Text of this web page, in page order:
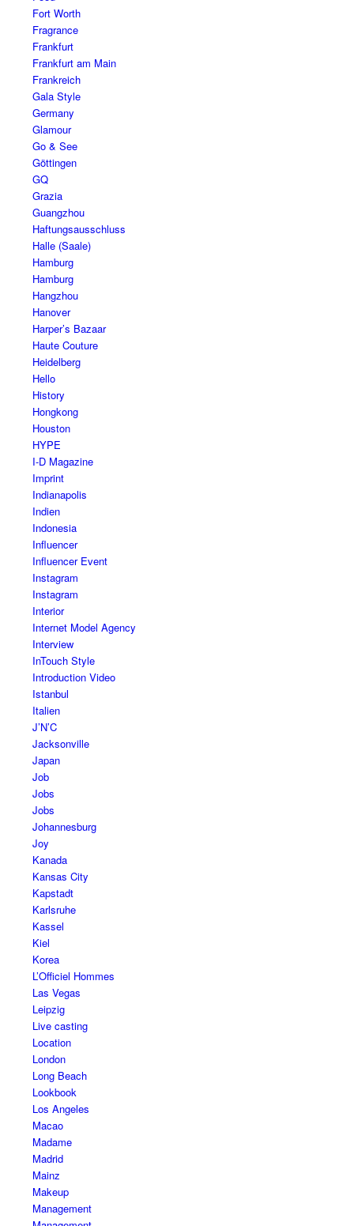
Fort Worth
Fragrance
Frankfurt
Frankfurt am Main
Frankreich
Gala Style
Germany
Glamour
Go & See
Göttingen
GQ
Grazia
Guangzhou
Haftungsausschluss
Halle (Saale)
Hamburg
Hamburg
Hangzhou
Hanover
Harper’s Bazaar
Haute Couture
Heidelberg
Hello
History
Hongkong
Houston
HYPE
I-D Magazine
Imprint
Indianapolis
Indien
Indonesia
Influencer
Influencer Event
Instagram
Instagram
Interior
Internet Model Agency
Interview
InTouch Style
Introduction Video
Istanbul
Italien
J’N’C
Jacksonville
Japan
Job
Jobs
Jobs
Johannesburg
Joy
Kanada
Kansas City
Kapstadt
Karlsruhe
Kassel
Kiel
Korea
L’Officiel Hommes
Las Vegas
Leipzig
Live casting
Location
London
Long Beach
Lookbook
Los Angeles
Macao
Madame
Madrid
Mainz
Makeup
Management